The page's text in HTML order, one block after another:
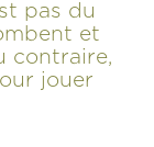
pas du
et
contraire,
jouer